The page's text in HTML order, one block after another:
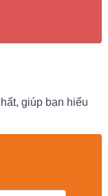
giúp bạn hiểu